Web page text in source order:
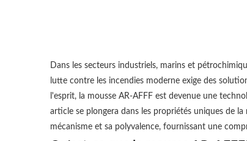
Dans les secteurs industriels, marins et
lutte contre les incendies moderne exige des
l'esprit, la mousse AR-AFFF est devenue une
article se plongera dans les propriétés uniques de
mécanisme et sa polyvalence, fournissant une